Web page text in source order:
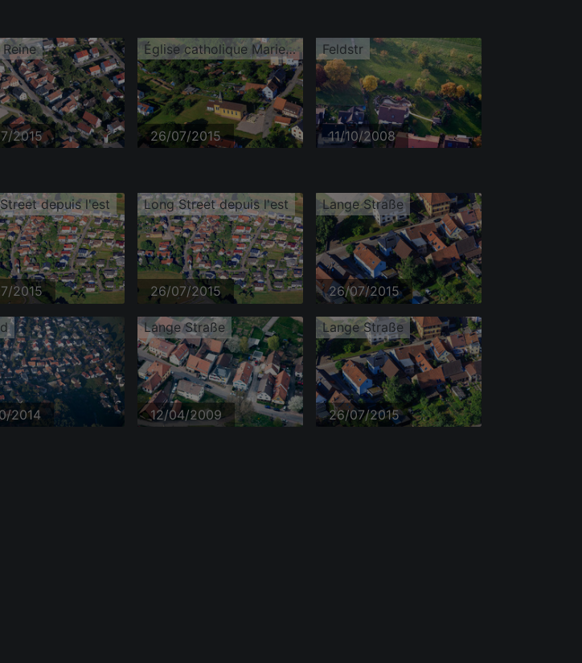
2015
Église catholique Marie Reine
26/07/2015
Feldstr
11/10/2008
depuis l'est
2015
Long Street depuis l'est
26/07/2015
Lange Straße
26/07/2015
2014
Lange Straße
12/04/2009
Lange Straße
26/07/2015